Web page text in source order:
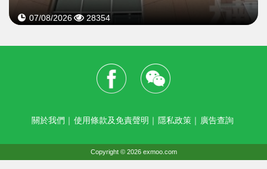
07/08/2026 28354
關於我們 ｜ 使用條款及免責聲明 ｜ 隱私政策 ｜ 廣告查詢
Copyright © 2026 exmoo.com